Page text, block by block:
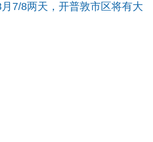
月7/8两天，开普敦市区将有大